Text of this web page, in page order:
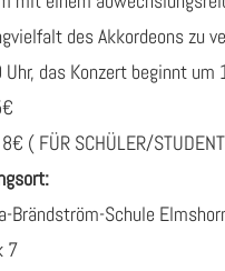
des Akkordeons zu
das Konzert beginnt um
8€ ( FÜR SCHÜLER/
Brändström-Schule
7